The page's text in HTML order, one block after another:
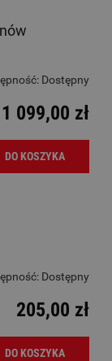
Dostępny
1 099,00 zł
DO KOSZYKA
Dostępny
205,00 zł
DO KOSZYKA